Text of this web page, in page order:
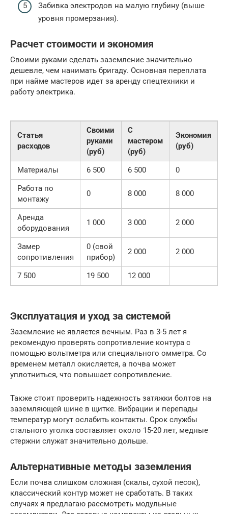
Забивка электродов на малую глубину (выше
уровня промерзания).
Расчет стоимости и экономия
Своими руками сделать заземление значительно
дешевле, чем нанимать бригаду. Основная переплата
при найме мастеров идет за аренду спецтехники и
работу электрика.
Статья
расходов
Своими
руками
(руб)
С
мастером
(руб)
Экономия
(руб)
Материалы 6 500 6 500
0
Работа по
монтажу
0 8 000 8 000
Аренда
оборудования
1 000 3 000 2 000
Замер
сопротивления
0 (свой
прибор)
2 000 2 000
7 500 19 500 12 000
Эксплуатация и уход за системой
Заземление не является вечным. Раз в 3-5 лет я
рекомендую проверять сопротивление контура с
помощью вольтметра или специального омметра. Со
временем металл окисляется, а почва может
уплотниться, что повышает сопротивление.
Также стоит проверить надежность затяжки болтов на
заземляющей шине в щитке. Вибрации и перепады
температур могут ослабить контакты. Срок службы
стального уголка составляет около 15-20 лет, медные
стержни служат значительно дольше.
Альтернативные методы заземления
Если почва слишком сложная (скалы, сухой песок),
классический контур может не сработать. В таких
случаях я предлагаю рассмотреть модульные